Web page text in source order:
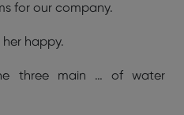
for our company.
her happy.
three main … of water